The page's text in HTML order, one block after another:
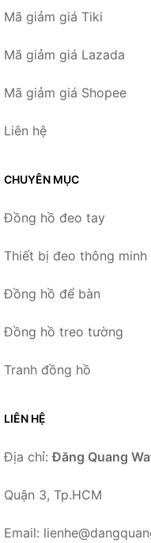
Mã giảm giá Tiki
Mã giảm giá Lazada
Mã giảm giá Shopee
Liên hệ
CHUYÊN MỤC
Đồng hồ đeo tay
Thiết bị đeo thông minh
Đồng hồ để bàn
Đồng hồ treo tường
Tranh đồng hồ
LIÊN HỆ
Địa chỉ:Đăng Quang
Quận 3, Tp.HCM
Email: